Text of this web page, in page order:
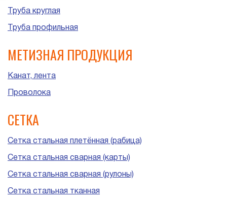
Труба круглая
Труба профильная
МЕТИЗНАЯ ПРОДУКЦИЯ
Канат, лента
Проволока
СЕТКА
Сетка стальная плетённая (рабица)
Сетка стальная сварная (карты)
Сетка стальная сварная (рулоны)
Сетка стальная тканная